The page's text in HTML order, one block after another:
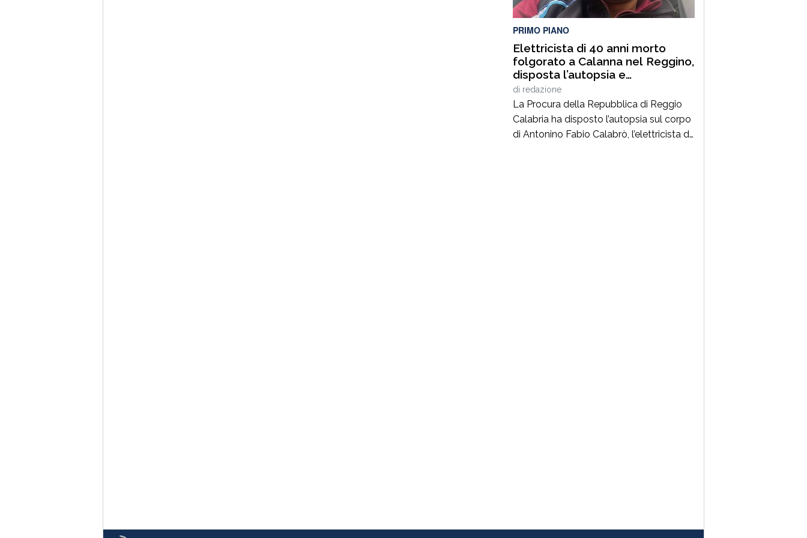
illegalità. Un’azione massiccia e
coordinata che ha visto […]
PRIMO PIANO
Elettricista di 40 anni morto
folgorato a Calanna nel Reggino,
disposta l’autopsia e
sequestrato il furgone della
ditta
di redazione
La Procura della Repubblica di Reggio
Calabria ha disposto l’autopsia sul corpo
di Antonino Fabio Calabrò, l’elettricista di